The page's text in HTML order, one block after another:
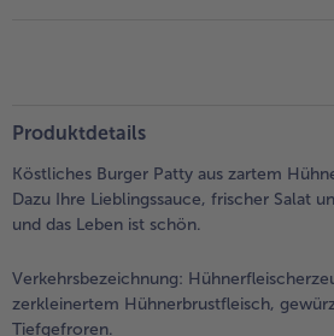
Produktdetails
Köstliches Burger Patty aus zartem
Dazu Ihre Lieblingssauce, frischer Salat
und das Leben ist schön.
Verkehrsbezeichnung:
zerkleinertem Hühnerbrustfleisch,
Tiefgefroren.